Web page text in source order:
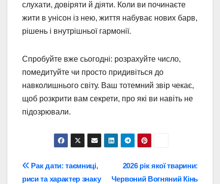
слухати, довіряти й діяти. Коли ви починаєте
жити в унісон із нею, життя набуває нових барв,
рішень і внутрішньої гармонії.
Спробуйте вже сьогодні: розрахуйте число,
помедитуйте чи просто придивіться до
навколишнього світу. Ваш тотемний звір чекає,
щоб розкрити вам секрети, про які ви навіть не
підозрювали.
Навігація
2026 рік якої тварини:
Червоний Вогняний Кінь
Рак дати: таємниці,
риси та характер знаку